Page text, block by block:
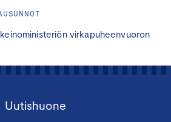
virkapuheenvuoron
Uutishuone